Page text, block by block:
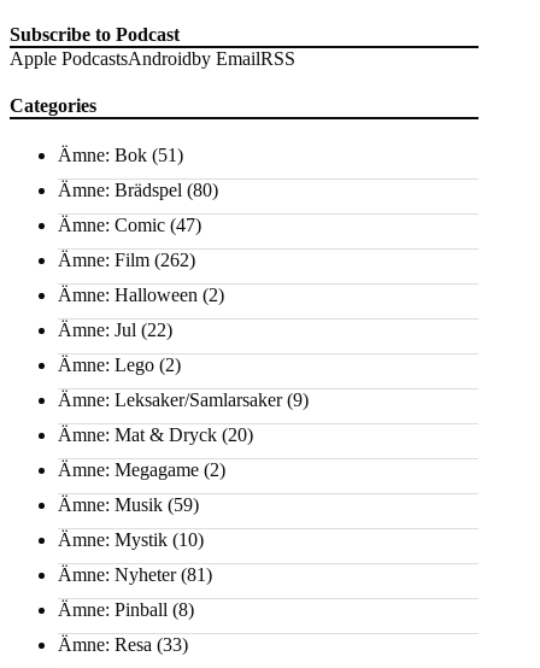
Subscribe to Podcast
Apple PodcastsAndroidby EmailRSS
Categories
Ämne: Bok (51)
Ämne: Brädspel (80)
Ämne: Comic (47)
Ämne: Film (262)
Ämne: Halloween (2)
Ämne: Jul (22)
Ämne: Lego (2)
Ämne: Leksaker/Samlarsaker(9)
Ämne: Mat & Dryck (20)
Ämne: Megagame (2)
Ämne: Musik (59)
Ämne: Mystik (10)
Ämne: Nyheter(81)
Ämne: Pinball (8)
Ämne: Resa (33)